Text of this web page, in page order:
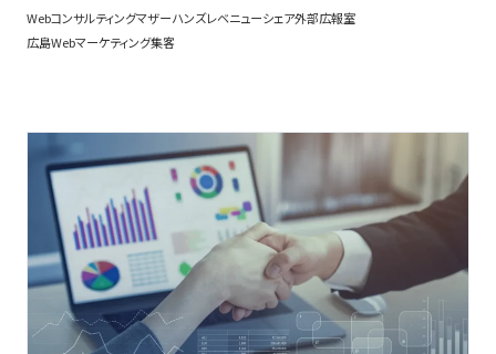
Webコンサルティングマザーハンズレベニューシェア外部広報室
広島Webマーケティング集客